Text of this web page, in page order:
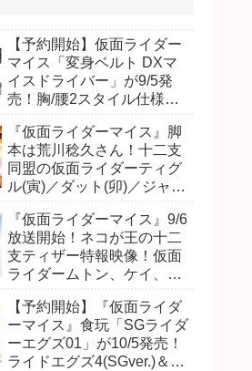
【予約開始】仮面ライダー
マイス「変身ベルト DXマ
イスドライバー」が9/5発
売！胸/腰2スタイル仕様！
ッシュ、ジャオ/バイト、ケ
イ/ショットボーンバックル
も！
『仮面ライダーマイス』脚
本は荒川稔久さん！十二支
同盟の仮面ライダーティグ
ル(寅)／ダット(卯)／ジャオ
尾達臣のキャストが発表！
トリガーのアキト金子隼也
さんも変身！
『仮面ライダーマイス』9/6
放送開始！ネコが王の十二
支ティザー特報映像！仮面
ライダームトン、ケイ、ヴ
開！ライダーは子丑寅卯辰
巳午未申酉戌亥猫猫の14
人⁉
【予約開始】『仮面ライダ
ーマイス』食玩「SGライダ
ーエグズ01」が10/5発売！
ライドエグズ4(SGver.)＆ジ